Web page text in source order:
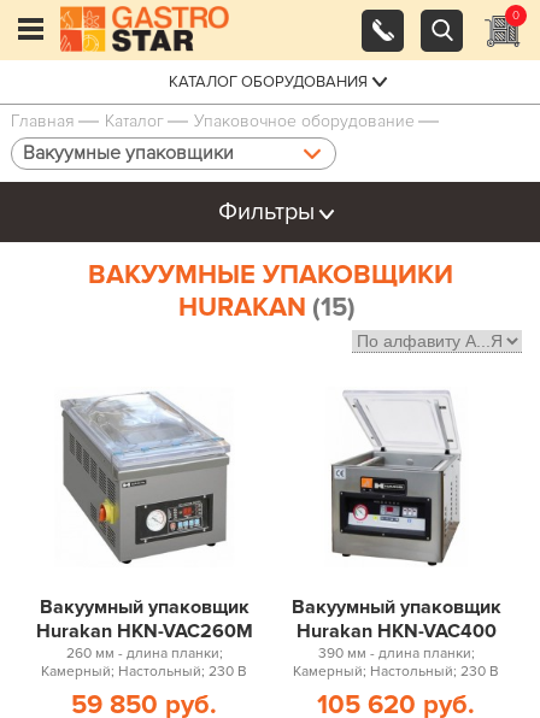
0
КАТАЛОГ ОБОРУДОВАНИЯ
Главная Каталог Упаковочное оборудование
Вакуумные упаковщики
Фильтры
ВАКУУМНЫЕ УПАКОВЩИКИ
HURAKAN (15)
Вакуумный упаковщик
Hurakan HKN-VAC260M
260 мм - длина планки;
Камерный; Настольный; 230 В
59 850 руб.
Вакуумный упаковщик
Hurakan HKN-VAC400
390 мм - длина планки;
Камерный; Настольный; 230 В
105 620 руб.